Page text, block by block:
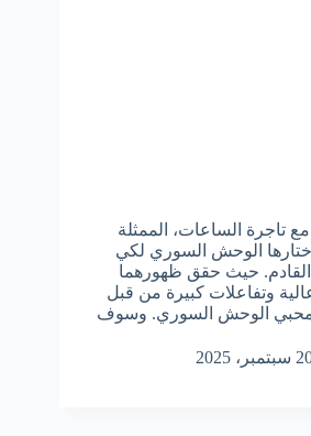
تاجرة الساعات، الممثلة
اختارها الوحش السوري لكي
حيث حقق ظهورهما
وتفاعلات كبيرة من قبل
محبي الوحش السوري. وسوف
2025